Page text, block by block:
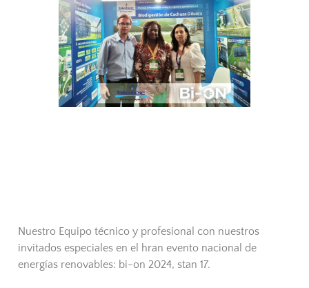
Nuestro Equipo técnico y profesional con nuestros
invitados especiales en el hran evento nacional de
energías renovables: bi-on 2024, stan 17.